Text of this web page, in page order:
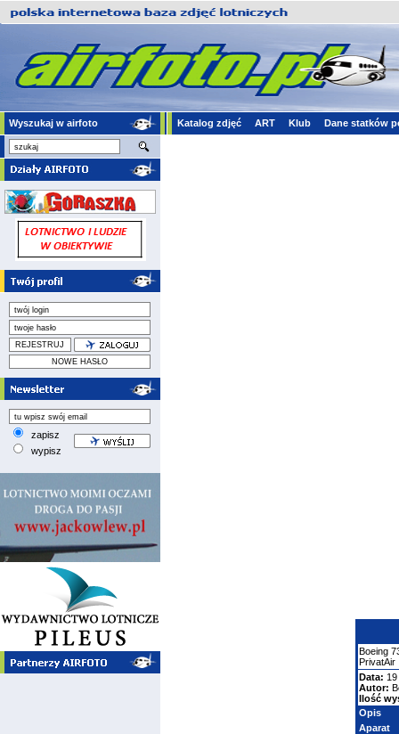
Wyszukaj w airfoto Katalog zdjęć ART Klub Dane statków
zapisz
wypisz
Boeing
PrivatAir
Data:
Autor:
Ilość
Opis
Aparat